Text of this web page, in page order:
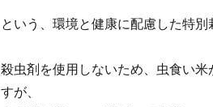
という、環境と健康に配慮した特別
殺虫剤を使用しないため、虫食い
すが、